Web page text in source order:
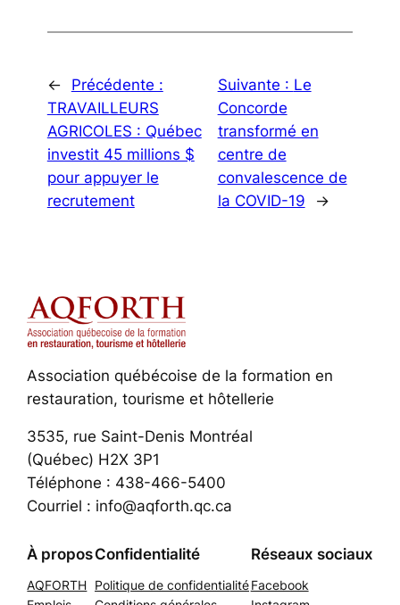
←
Précédente :
TRAVAILLEURS
AGRICOLES : Québec
investit 45 millions $
pour appuyer le
recrutement
Suivante : Le
Concorde
transformé en
centre de
convalescence de
la COVID-19
→
Association québécoise de la formation en
restauration, tourisme et hôtellerie
3535, rue Saint-Denis Montréal
(Québec) H2X 3P1
Téléphone : 438-466-5400
Courriel : info@aqforth.qc.ca
À propos
AQFORTH
Confidentialité
Politique de confidentialité
Réseaux sociaux
Facebook